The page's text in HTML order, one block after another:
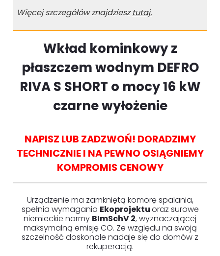
Więcej szczegółów znajdziesztutaj.
Wkład kominkowy z
płaszczem wodnym DEFRO
RIVA S SHORT o mocy 16 kW
czarne wyłożenie
NAPISZ LUB ZADZWOŃ! DORADZIMY
TECHNICZNIE I NA PEWNO OSIĄGNIEMY
KOMPROMIS CENOWY
Urządzenie ma zamkniętą komorę spalania,
spełnia wymagania Ekoprojektuoraz surowe
niemieckie normy BImSchV 2, wyznaczającej
maksymalną emisję CO. Ze względu na swoją
szczelność doskonale nadaje się do domów z
rekuperacją.